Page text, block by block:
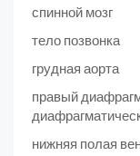
спинной мозг
тело позвонка
грудная аорта
правый
нижняя полая